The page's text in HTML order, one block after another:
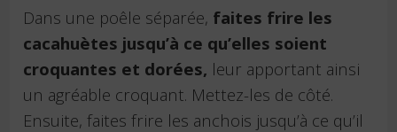
Dans une poêle séparée, faites frire les
cacahuètes jusqu’à ce qu’elles soient
croquantes et dorées, leur apportant ainsi
un agréable croquant. Mettez-les de côté.
Ensuite, faites frire les anchois jusqu’à ce qu’il